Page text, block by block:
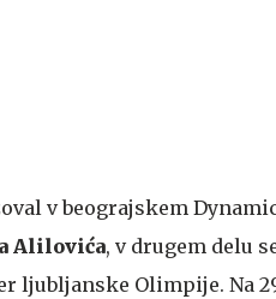
v beograjskem
Alilovića, v drugem delu
ljubljanske Olimpije. Na